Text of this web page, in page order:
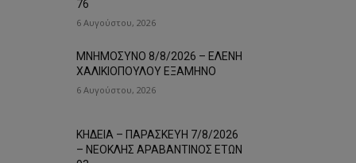
76
6 Αυγούστου, 2026
ΜΝΗΜΟΣΥΝΟ 8/8/2026 – ΕΛΕΝΗ
ΧΑΛΙΚΙΟΠΟΥΛΟΥ ΕΞΑΜΗΝΟ
6 Αυγούστου, 2026
ΚΗΔΕΙΑ – ΠΑΡΑΣΚΕΥΗ 7/8/2026
– ΝΕΟΚΛΗΣ ΑΡΑΒΑΝΤΙΝΟΣ ΕΤΩΝ